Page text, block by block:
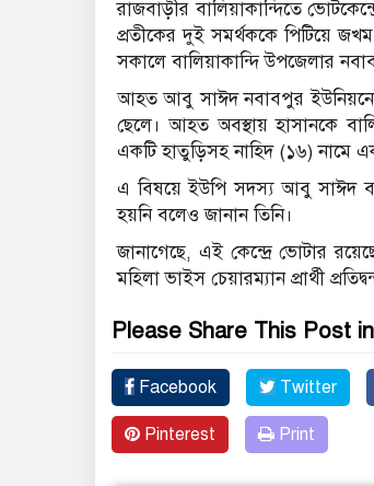
রাজবাড়ীর বালিয়াকান্দিতে
প্রতীকের দুই সমর্থককে পি‌টি‌য়ে জখম
সকালে বালিয়াকান্দি উপজেলার
আহত আবু সাঈদ নবাবপু‌র ইউনিয়নের
ছেলে। আহত অবস্থায় হাসানকে
একটি হাতুড়িসহ নাহিদ (১৬) নামে
এ বিষয়ে ইউপি সদস্য আবু সাঈদ
হয়নি বলেও জানান তিনি।
জানা‌গে‌ছে, এই কে‌ন্দ্রে ভোটার
মহিলা ভাইস চেয়ারম্যান প্রার্থী
Please Share This Post
Facebook Twitter
Pinterest Print